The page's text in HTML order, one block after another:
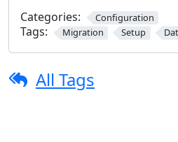
Categories:
Configuration
Tags: Migration Setup
All Tags